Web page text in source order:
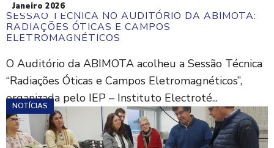
Janeiro 2026
SESSÃO TÉCNICA NO AUDITÓRIO DA ABIMOTA:
RADIAÇÕES ÓTICAS E CAMPOS
ELETROMAGNÉTICOS
O Auditório da ABIMOTA acolheu a Sessão Técnica
“Radiações Óticas e Campos Eletromagnéticos”,
organizada pelo IEP – Instituto Electroté...
NOTÍCIAS